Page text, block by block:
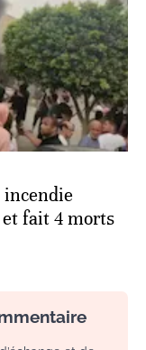
incendie
fait 4 morts